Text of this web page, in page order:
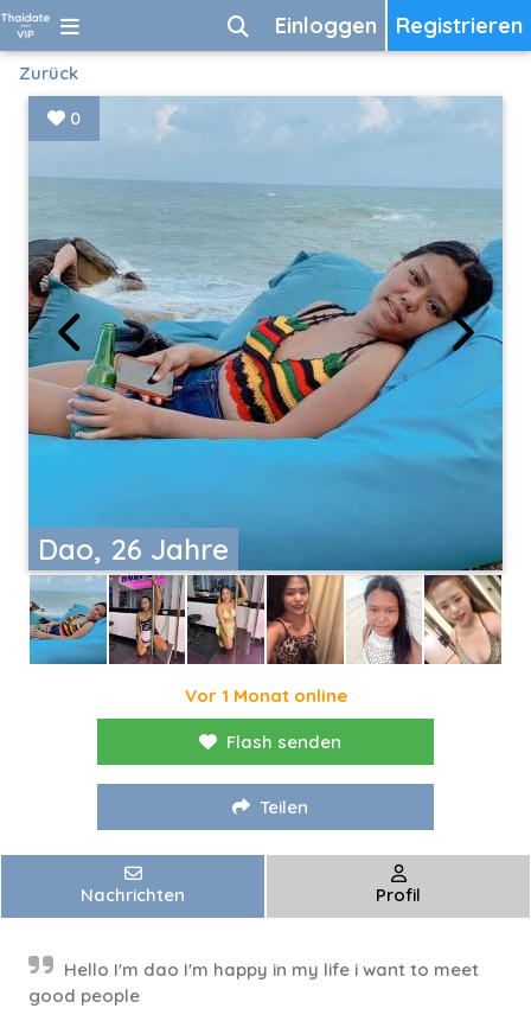
Registrieren
Einloggen
Zurück
Dao, 26 Jahre
0
Vor 1 Monat online
Flash senden
Teilen
Nachrichten Profil
Hello I'm dao I'm happy in my life i want to meet
good people